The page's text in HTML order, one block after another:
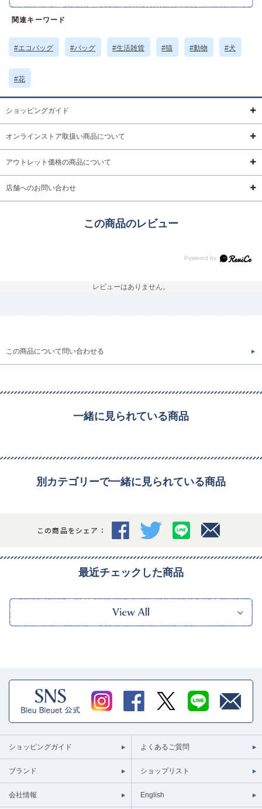
※本品に付いているご注意書きをお読みの上ご使用ください。
※実物の色味に近づけて撮影していますが、ご使用の端末やモニター環境に
サイズ詳細 (cm)約
高さ32.5 横幅29 マチ9 ハンドル26
素材・原材料 ナイロン
原産国
関連キーワード
#エコバッグ #バッグ #生活雑貨 #猫 #動物 #犬
#花
ショッピングガイド
オンラインストア取扱い商品について
アウトレット価格の商品について
店舗へのお問い合わせ
この商品のレビュー
レビューはありません。
この商品について問い合わせる
一緒に見られている商品
別カテゴリーで一緒に見られている商品
この商品をシェア：
最近チェックした商品
ショッピングガイド よくあるご質問
ブランド ショップリスト
会社情報 English